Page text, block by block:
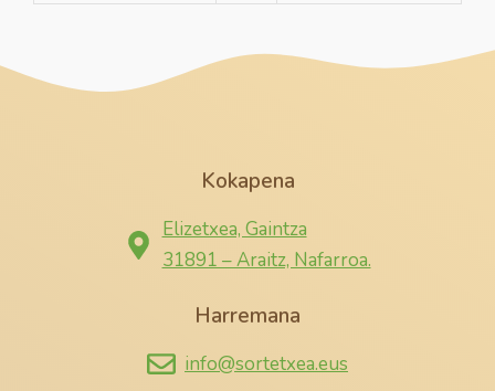
Kokapena
Elizetxea, Gaintza
31891 – Araitz, Nafarroa.
Harremana
info@sortetxea.eus